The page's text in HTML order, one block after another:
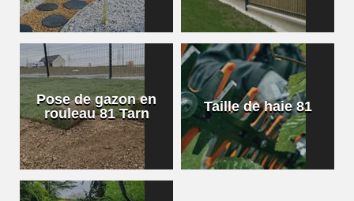
Pose de gazon en
rouleau 81 Tarn
Taille de haie 81